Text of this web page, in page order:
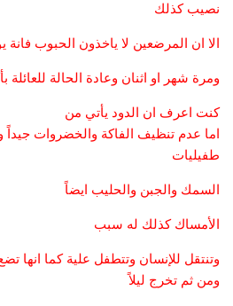
نصيب كذلك
الا ان المرضعين لا ياخذون الحبوب
ومرة شهر او اثنان وعادة الحالة للعائلة
كنت اعرف ان الدود يأتي من
اما عدم تنظيف الفاكة والخضروات جيداً
طفيليات
السمك والجبن والحليب ايضاً
الأمساك كذلك له سبب
وتنتقل للإنسان وتتطفل علية كما انها
ومن ثم تخرج ليلاً